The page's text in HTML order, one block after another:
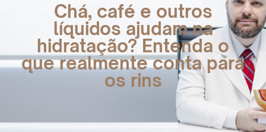
Chá, café e outros
líquidos ajudam na
hidratação? Entenda o
que realmente conta para
os rins